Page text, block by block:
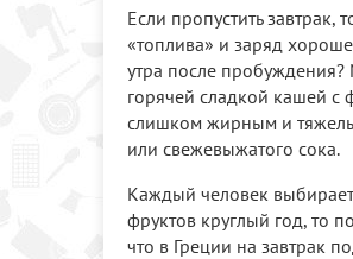
Если пропустить завтрак,
«топлива» и заряд
утра после
горячей сладкой кашей с
слишком жирным и
или свежевыжатого сока.
Каждый человек
фруктов круглый год, то
что в Греции на завтрак